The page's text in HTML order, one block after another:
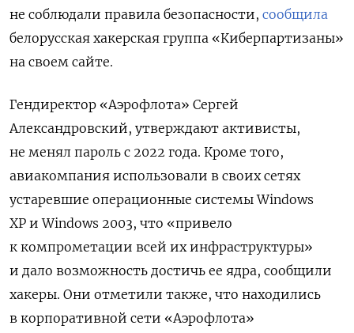
не соблюдали правила безопасности, сообщила
белорусская хакерская группа «Киберпартизаны»
на своем сайте.
Гендиректор «Аэрофлота» Сергей
Александровский, утверждают активисты,
не менял пароль с 2022 года. Кроме того,
авиакомпания использовали в своих сетях
устаревшие операционные системы Windows
XP и Windows 2003, что «привело
к компрометации всей их инфраструктуры»
и дало возможность достичь ее ядра, сообщили
хакеры. Они отметили также, что находились
в корпоративной сети «Аэрофлота»